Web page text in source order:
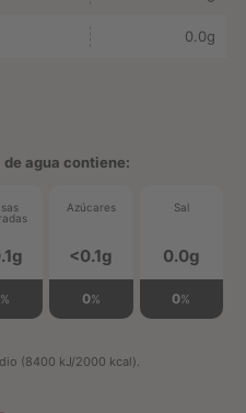
0.0g
agua contiene:
%
Azúcares
<0.1g
0%
Sal
0.0g
0%
(8400 kJ/2000 kcal).